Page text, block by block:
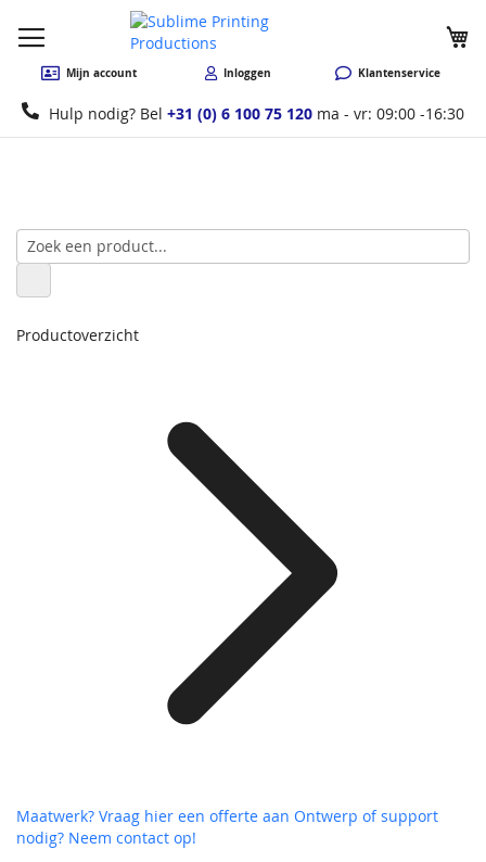
Mijn account Inloggen Klantenservice
Hulp nodig? Bel +31 (0) 6 100 75 120 ma - vr: 09:00 -16:30
Productoverzicht
Maatwerk? Vraag hier een offerte aan Ontwerp of support
nodig? Neem contact op!